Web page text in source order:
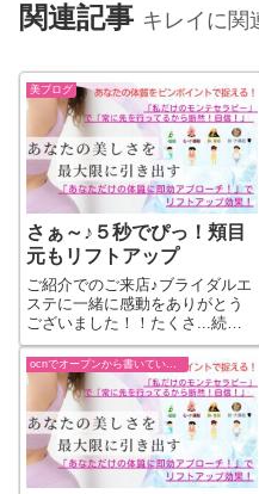
関連記事 キレイに関
美ブログ
さぁ～♪５秒でぴっ！頬目
元もリフトアップ
ご紹介でのご来店♪ブライダルエ
ステに一緒に感動をありがとう
ございました！！たくさ...続き
をもっと見る
ocnでオープンから書いていた過去ブログ